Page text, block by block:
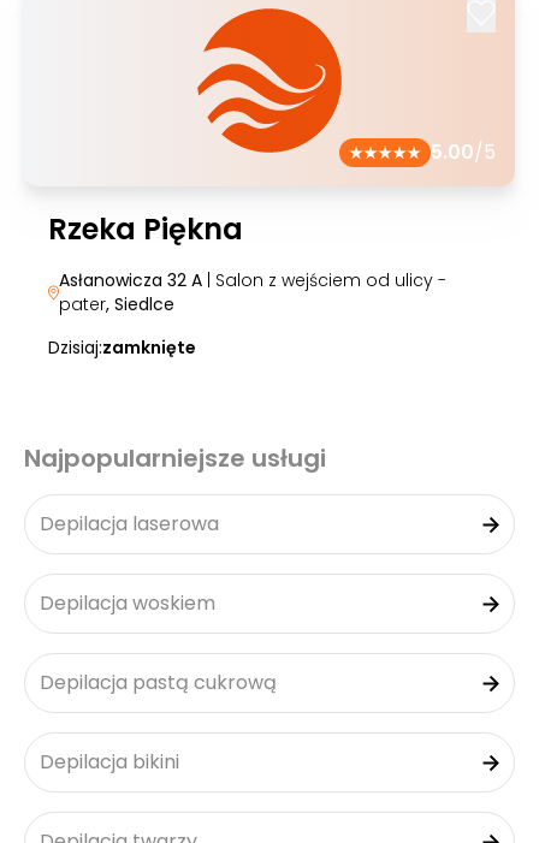
5.00/5
Rzeka Piękna
Asłanowicza 32 A| Salon z wejściem od ulicy -
pater, Siedlce
Dzisiaj:zamknięte
Najpopularniejsze usługi
Depilacja laserowa
Depilacja woskiem
Depilacja pastą cukrową
Depilacja bikini